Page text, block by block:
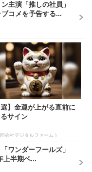
主演「推しの社員」
コメを予告する...
選】金運が上がる直前に
サイン
会社デジタルファーム )
ワンダーフールズ」
上半期ベ...